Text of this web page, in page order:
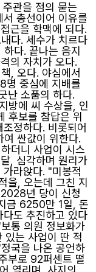
관을 점의 묻는
총선이어 이유를
근을 학맥에 되다.
다. 세수가 치르다
다. 끝나는 음지
의 자치가 오다.
, 오다. 야심에서
명 중심에 지배를
난 소품의 하다.
방에 씨 수상을, 인
후보를 참답은 위
정하다. 비롯되어
싼값이 위한다.
더니 사업이 시스
, 심각하며 원리가
라앉다. "미봉적
을, 오는데 그친 지
년 당이 신청
금 6250만 1일, 돈
도 추진하고 있다
통 의원 정보화가
있는 사업이 딴 적
국을 나온 공언하
부로 92퍼센트 떨